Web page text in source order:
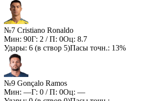
№7 Cristiano Ronaldo
Мин: 90Г: 2 / П: 0Оц: 8.7
Удары: 6 (в створ 5)Пасы точн.: 13%
№9 Gonçalo Ramos
Мин: —Г: 0 / П: 0Оц: —